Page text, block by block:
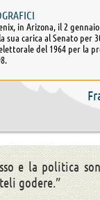
in Arizona, il 2
sua carica al Senato per
del 1964 per la
e la politica
godere.”